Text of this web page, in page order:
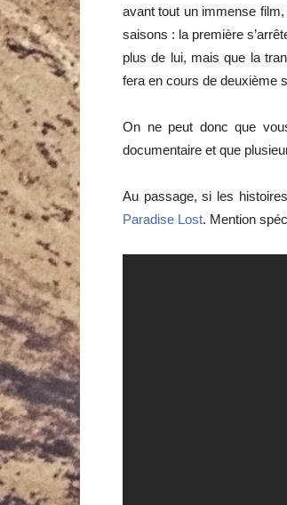
avant tout un immense
saisons : la première
plus de lui, mais que la
fera en cours de deuxième
On ne peut donc que
documentaire et que
Au passage, si les
Paradise Lost. Mention